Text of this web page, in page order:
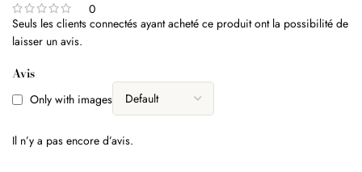
0
Avis
Only with images
Il n’y a pas encore d’avis.
Seuls les clients connectés ayant acheté ce produit ont la possibilité de
laisser un avis.